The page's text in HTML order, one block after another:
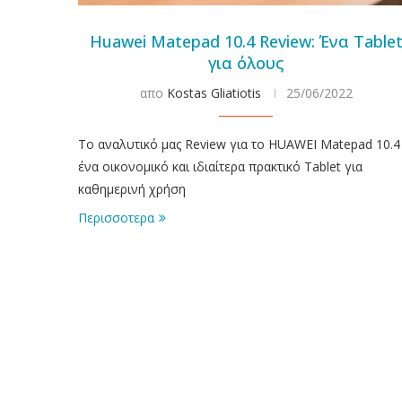
Huawei Matepad 10.4 Review: Ένα Tablet
για όλους
απο Kostas Gliatiotis 25/06/2022
Το αναλυτικό μας Review για το HUAWEI Matepad 10.4
ένα οικονομικό και ιδιαίτερα πρακτικό Tablet για
καθημερινή χρήση
Περισσοτερα